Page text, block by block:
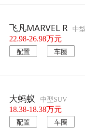
飞凡MARVEL R 中
22.98-26.98万元
配置 车圈
大蚂蚁 中型SUV
18.38-18.38万元
配置 车圈